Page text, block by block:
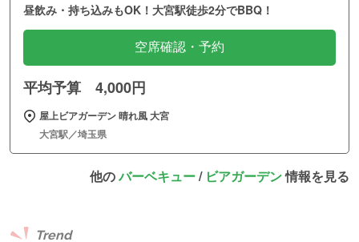
昼飲み・持ち込みもOK！大宮駅徒歩2分でBBQ！
空席確認・予約
平均予算 4,000円
屋上ビアガーデン 晴れ風 大宮
大宮駅／埼玉県
他のバーベキュー/ ビアガーデン情報を見る
Trend